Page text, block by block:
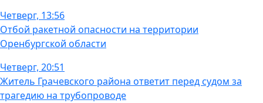
Четверг, 13:56
Отбой ракетной опасности на территории
Оренбургской области
Четверг, 20:51
Житель Грачевского района ответит перед судом за
трагедию на трубопроводе